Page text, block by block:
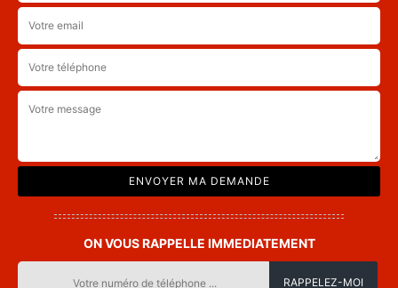
ON VOUS RAPPELLE IMMEDIATEMENT